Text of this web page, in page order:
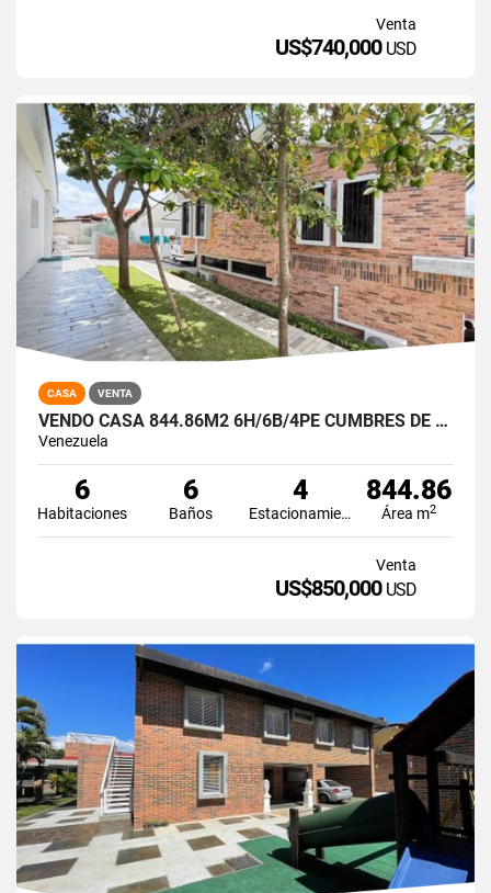
Venta
US$740,000 USD
CASA VENTA
VENDO CASA 844.86M2 6H/6B/4PE CUMBRES DE CURUMO
Venezuela
6
Habitaciones
6
Baños
4
Estacionamiento
844.86
Área m2
Venta
US$850,000 USD